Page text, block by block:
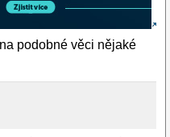
podobné věci nějaké